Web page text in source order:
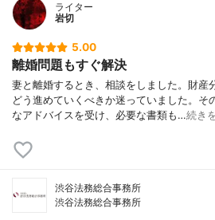
ライター
岩切
5.00
離婚問題もすぐ解決
妻と離婚するとき、相談をしました。財産
どう進めていくべきか迷っていました。そ
なアドバイスを受け、必要な書類も…続き
渋谷法務総合事務所
渋谷法務総合事務所